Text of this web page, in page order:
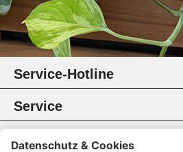
Service-Hotline
Service
Information